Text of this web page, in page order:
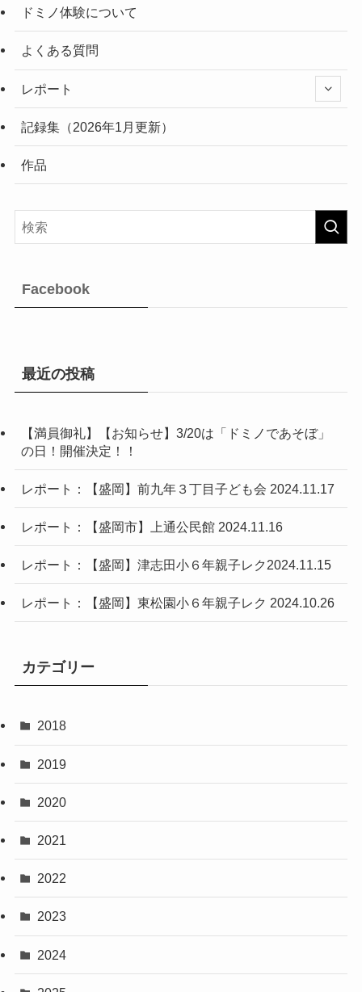
ドミノ体験について
よくある質問
レポート
記録集（2026年1月更新）
作品
Facebook
最近の投稿
【満員御礼】【お知らせ】3/20は「ドミノであそぼ」
の日！開催決定！！
レポート：【盛岡】前九年３丁目子ども会 2024.11.17
レポート：【盛岡市】上通公民館 2024.11.16
レポート：【盛岡】津志田小６年親子レク2024.11.15
レポート：【盛岡】東松園小６年親子レク 2024.10.26
カテゴリー
2018
2019
2020
2021
2022
2023
2024